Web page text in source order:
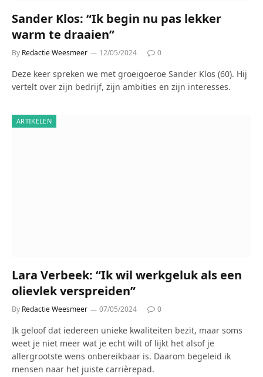
Sander Klos: “Ik begin nu pas lekker
warm te draaien”
By Redactie Weesmeer 12/05/2024 0
Deze keer spreken we met groeigoeroe Sander Klos (60). Hij
vertelt over zijn bedrijf, zijn ambities en zijn interesses.
ARTIKELEN
Lara Verbeek: “Ik wil werkgeluk als een
olievlek verspreiden”
By Redactie Weesmeer 07/05/2024 0
Ik geloof dat iedereen unieke kwaliteiten bezit, maar soms
weet je niet meer wat je echt wilt of lijkt het alsof je
allergrootste wens onbereikbaar is. Daarom begeleid ik
mensen naar het juiste carrièrepad.